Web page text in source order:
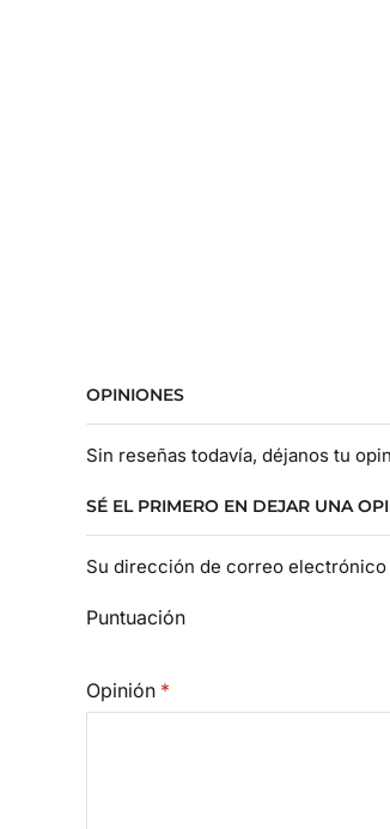
OPINIONES
Sin reseñas todavía, déjanos tu
SÉ EL PRIMERO EN DEJAR UNA
Su dirección de correo electrónico
Puntuación
Opinión *